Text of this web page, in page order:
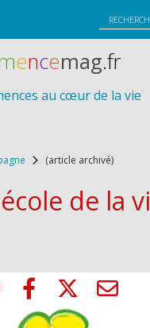
(article archivé)
de la
encemag.fr
au cœur de la vie
cookies